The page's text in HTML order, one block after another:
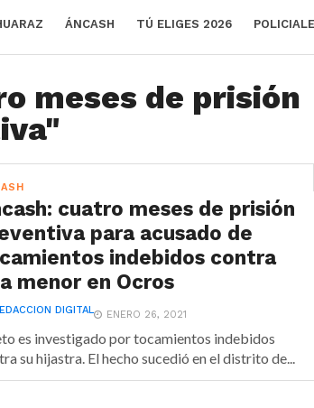
ÁNCASH TÚ ELIGES 2026
meses de prisión
cuatro meses de prisión
para acusado de
indebidos contra
menor en Ocros
DIGITAL ENERO 26, 2021
es investigado por tocamientos indebidos
su hijastra. El hecho sucedió en el distrito de...